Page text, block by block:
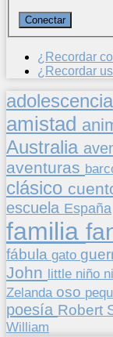
¿Recordar
¿Recordar
adolescencia
amistad
Australia
aventuras
clásico
escuela España
familia
fábula gato
John little niño
Zelanda oso
poesía Robert
William